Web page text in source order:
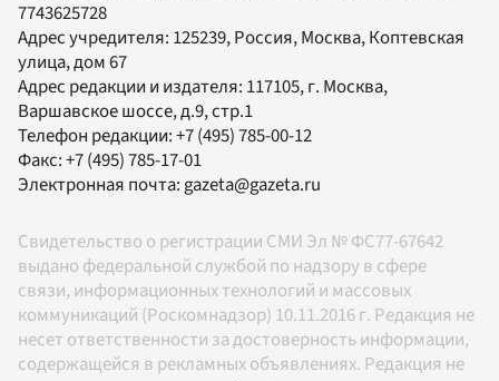
7743625728
Адрес учредителя: 125239, Россия, Москва, Коптевская
улица, дом 67
Адрес редакции и издателя: 117105, г. Москва,
Варшавское шоссе, д.9, стр.1
Телефон редакции:+7 (495) 785-00-12
Факс:+7 (495) 785-17-01
Электронная почта:gazeta@gazeta.ru
Свидетельство о регистрации СМИ Эл № ФС77-67642
выдано федеральной службой по надзору в сфере
связи, информационных технологий и массовых
коммуникаций (Роскомнадзор) 10.11.2016 г. Редакция не
несет ответственности за достоверность информации,
содержащейся в рекламных объявлениях. Редакция не